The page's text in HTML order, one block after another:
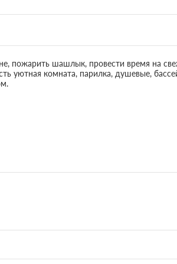
кровать Общая
отмене
часов
отмене
часов
пожарить шашлык, провести время на
уютная комната, парилка, душевые,